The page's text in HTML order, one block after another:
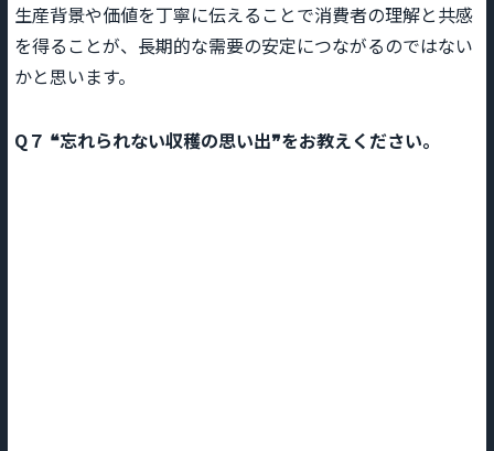
生産背景や価値を丁寧に伝えることで消費者の理解と共感
を得ることが、長期的な需要の安定につながるのではない
かと思います。
Q７ ❝忘れられない収穫の思い出❞をお教えください。